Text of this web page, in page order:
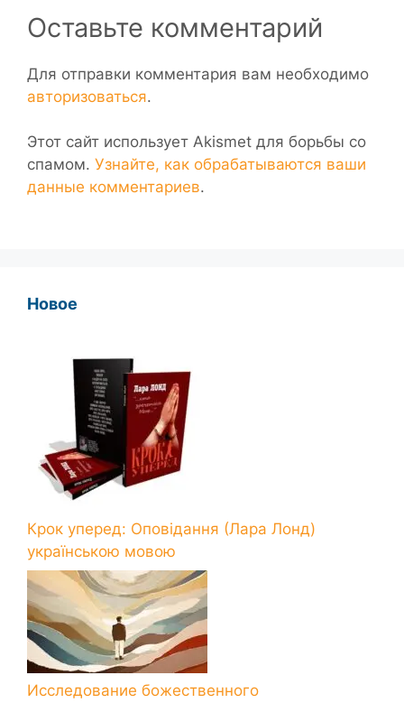
Оставьте комментарий
Для отправки комментария вам необходимо
авторизоваться.
Этот сайт использует Akismet для борьбы со
спамом. Узнайте, как обрабатываются ваши
данные комментариев.
Новое
Крок уперед: Оповідання (Лара Лонд)
українською мовою
Исследование божественного